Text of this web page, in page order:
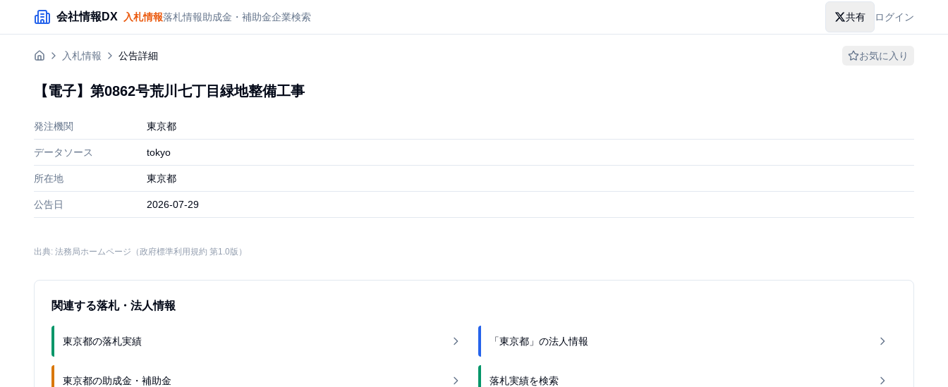
メインコンテンツにスキップ
会社情報DX 入札情報落札情報助成金・補助金企業検索 共有 ログイン
入札情報 公告詳細 お気に入り
【電子】第0862号荒川七丁目緑地整備工事
発注機関 東京都
データソース tokyo
所在地 東京都
公告日 2026-07-29
出典: 法務局ホームページ（政府標準利用規約 第1.0版）
関連する落札・法人情報
東京都の落札実績 「東京都」の法人情報
東京都の助成金・補助金 落札実績を検索